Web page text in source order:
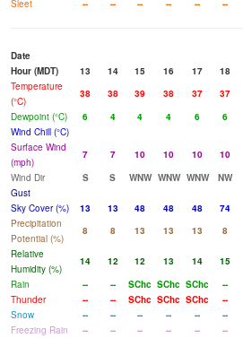
Sleet
-- -- -- -- -- --
Date
Hour (MDT)
13 14 15 16 17 18
Temperature
(°C)
38 38 39 38 37 37
Dewpoint (°C)
6 4 4 4 6 6
Wind Chill (°C)
Surface Wind
(mph)
7 7 10 10 10 10
Wind Dir
S S WNW WNW WNW NW
Gust
Sky Cover (%)
13 13 48 48 48 74
Precipitation
Potential (%)
8 8 13 13 13 8
Relative
Humidity (%)
14 12 12 13 14 15
Rain
-- -- SChc SChc SChc --
Thunder
-- -- SChc SChc SChc --
Snow
-- -- -- -- -- --
Freezing Rain
-- -- -- -- -- --